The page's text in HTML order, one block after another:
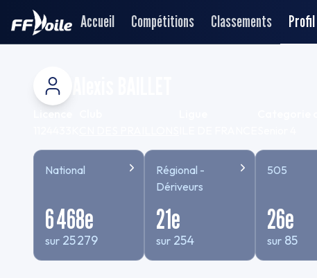
Accueil Compétitions Classements Profil
National
6 468e
sur 25 279
Régional -
Dériveurs
21e
sur 254
505
26e
sur 85